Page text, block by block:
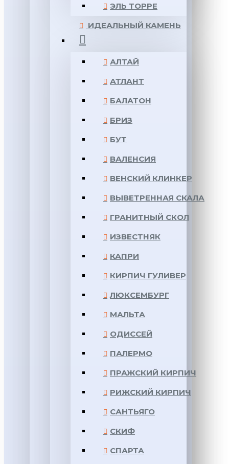
ЭЛЬ ТОРРЕ
ИДЕАЛЬНЫЙ КАМЕНЬ
АЛТАЙ
АТЛАНТ
БАЛАТОН
БРИЗ
БУТ
ВАЛЕНСИЯ
ВЕНСКИЙ КЛИНКЕР
ВЫВЕТРЕННАЯ СКАЛА
ГРАНИТНЫЙ СКОЛ
ИЗВЕСТНЯК
КАПРИ
КИРПИЧ ГУЛИВЕР
ЛЮКСЕМБУРГ
МАЛЬТА
ОДИССЕЙ
ПАЛЕРМО
ПРАЖСКИЙ КИРПИЧ
РИЖСКИЙ КИРПИЧ
САНТЬЯГО
СКИФ
СПАРТА